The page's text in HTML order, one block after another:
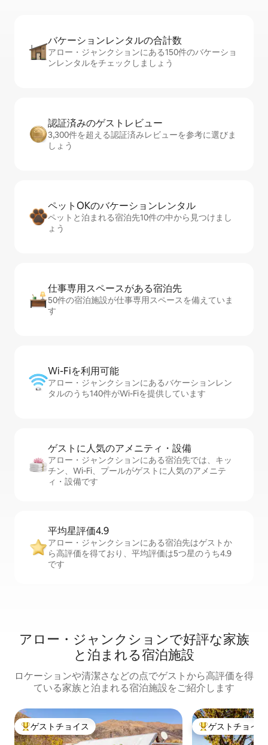
バケーションレ⁠ン⁠タ⁠ル⁠の合⁠計⁠数
アロー・ジャンクションにある150件のバケーショ
ンレンタルをチェックしましょう
認証済みのゲ⁠ス⁠ト⁠レ⁠ビ⁠ュ⁠ー
3,300件を超える認証済みレビューを参考に選びま
しょう
ペットOKのバ⁠ケ⁠ー⁠シ⁠ョ⁠ンレ⁠ン⁠タ⁠ル
ペットと泊まれる宿泊先10件の中から見つけまし
ょう
仕事専用ス⁠ペ⁠ー⁠スがあ⁠る宿⁠泊⁠先
50件の宿泊施設が仕事専用スペースを備えていま
す
Wi-Fiを利⁠用⁠可⁠能
アロー・ジャンクションにあるバケーションレン
タルのうち140件がWi-Fiを提供しています
ゲストに人⁠気⁠のア⁠メ⁠ニ⁠テ⁠ィ・設⁠備
アロー・ジャンクションにある宿泊先では、キッ
チン、Wi-Fi、プールがゲストに人気のアメニテ
ィ・設備です
平均星評価4.9
アロー・ジャンクションにある宿泊先はゲストか
ら高評価を得ており、平均評価は5つ星のうち4.9
です
アロー・ジャンクションで好評な家族
と泊まれる宿泊施設
ロケーションや清潔さなどの点でゲストから高評価を得
ている家族と泊まれる宿泊施設をご紹介します
大好評のゲストチョイスです。
ゲストチョイス 大好評のゲスト
ゲストチョイス